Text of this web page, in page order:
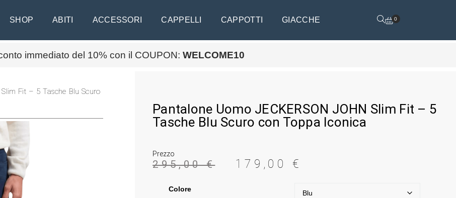
SHOP ABITI ACCESSORI CAPPELLI CAPPOTTI GIACCHE 0
immediato del 10% con il COUPON: WELCOME10
Fit – 5 Tasche Blu Scuro
Pantalone Uomo JECKERSON JOHN Slim Fit – 5
Tasche Blu Scuro con Toppa Iconica
Prezzo
295,00€ 179,00 €
Colore